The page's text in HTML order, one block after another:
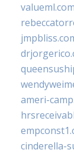
valueml.com
ameri-
cinderella-